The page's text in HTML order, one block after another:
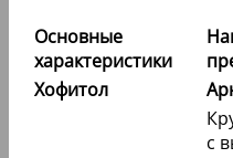
Основные
характеристики
Хофитол
с